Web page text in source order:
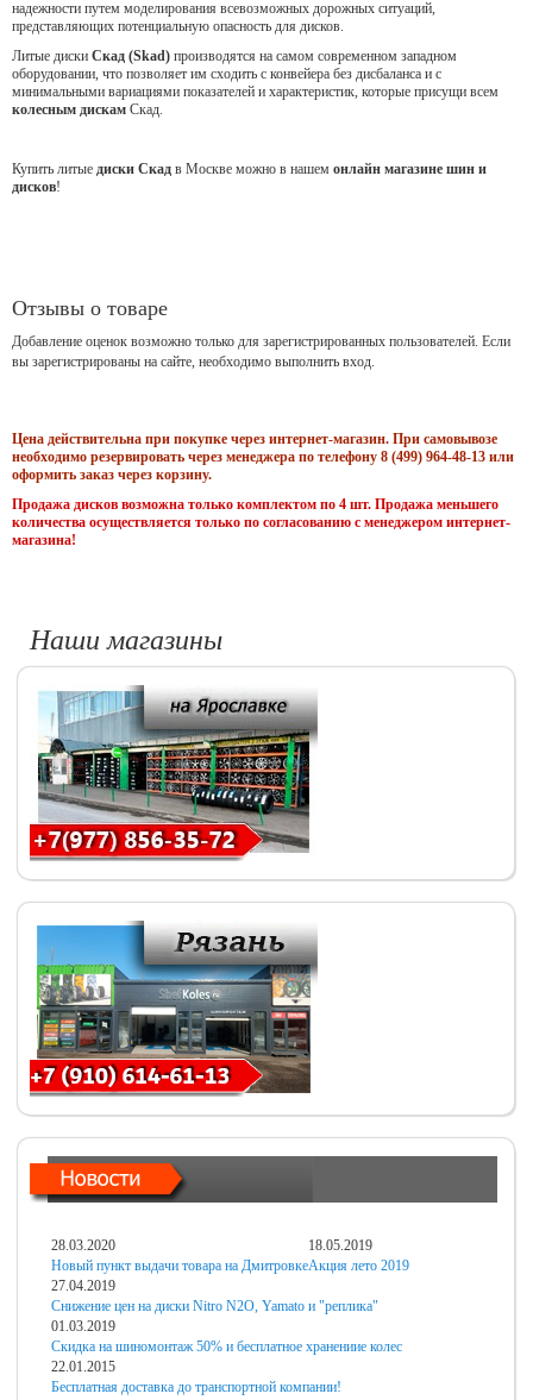
надежности путем моделирования всевозможных дорожных ситуаций,
представляющих потенциальную опасность для дисков.
Литые диски Скад (Skad) производятся на самом современном западном
оборудовании, что позволяет им сходить с конвейера без дисбаланса и с
минимальными вариациями показателей и характеристик, которые присущи всем
колесным дискам Скад.
Купить литые диски Скад в Москве можно в нашем онлайн магазине шин и
дисков!
Отзывы о товаре
Добавление оценок возможно только для зарегистрированных пользователей. Если
вы зарегистрированы на сайте, необходимо выполнить вход.
Цена действительна при покупке через интернет-магазин. При самовывозе
необходимо резервировать через менеджера по телефону 8 (499) 964-48-13 или
оформить заказ через корзину.
Продажа дисков возможна только комплектом по 4 шт. Продажа меньшего
количества осуществляется только по согласованию с менеджером интернет-
магазина!
Наши магазины
28.03.2020
Новый пункт выдачи товара на Дмитровке
18.05.2019
Акция лето 2019
27.04.2019
Снижение цен на диски Nitro N2O, Yamato и "реплика"
01.03.2019
Скидка на шиномонтаж 50% и бесплатное хранениие колес
22.01.2015
Бесплатная доставка до транспортной компании!